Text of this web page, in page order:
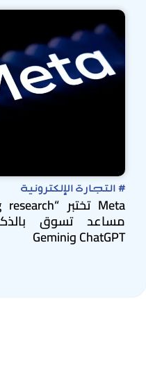
# التجارة الإلكترونية
مساعد تسوق
ChatGPT وGemini